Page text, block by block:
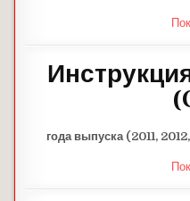
года выпуска (2011,